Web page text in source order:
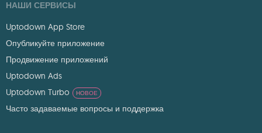
НАШИ СЕРВИСЫ
Uptodown App Store
Опубликуйте приложение
Продвижение приложений
Uptodown Ads
Uptodown Turbo
НОВОЕ
Часто задаваемые вопросы и поддержка